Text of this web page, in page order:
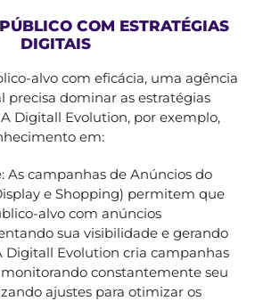
COM ESTRATÉGIAS
DIGITAIS
alvo com eficácia, uma agência
dominar as estratégias
Digitall Evolution, por exemplo,
em:
As campanhas de Anúncios do
e Shopping) permitem que
alvo com anúncios
sua visibilidade e gerando
Digitall Evolution cria campanhas
constantemente seu
ajustes para otimizar os